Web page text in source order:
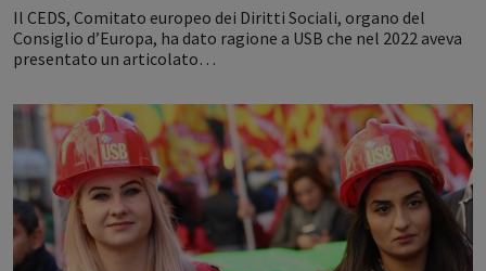
Il CEDS, Comitato europeo dei Diritti Sociali, organo del
Consiglio d’Europa, ha dato ragione a USB che nel 2022 aveva
presentato un articolato…